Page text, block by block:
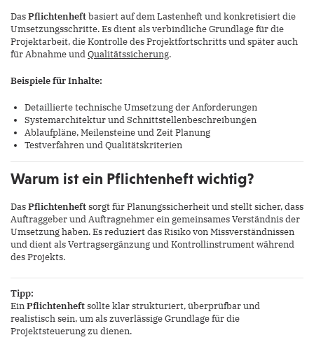
DasPflichtenheftbasiert auf dem Lastenheft und konkretisiert die
Umsetzungsschritte. Es dient als verbindliche Grundlage für die
Projektarbeit, die Kontrolle des Projektfortschritts und später auch
für Abnahme undQualitätssicherung.
Beispiele für Inhalte:
Detaillierte technische Umsetzung der Anforderungen
Systemarchitektur und Schnittstellenbeschreibungen
Ablaufpläne, Meilensteine und Zeit Planung
Testverfahren und Qualitätskriterien
Warum ist ein Pflichtenheft wichtig?
DasPflichtenheftsorgt für Planungssicherheit und stellt sicher, dass
Auftraggeber und Auftragnehmer ein gemeinsames Verständnis der
Umsetzung haben. Es reduziert das Risiko von Missverständnissen
und dient als Vertragsergänzung und Kontrollinstrument während
des Projekts.
Tipp:
EinPflichtenheftsollte klar strukturiert, überprüfbar und
realistisch sein, um als zuverlässige Grundlage für die
Projektsteuerung zu dienen.